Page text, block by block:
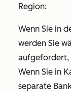
Region:
Wenn Sie in
werden Sie
aufgefordert,
Wenn Sie in
separate